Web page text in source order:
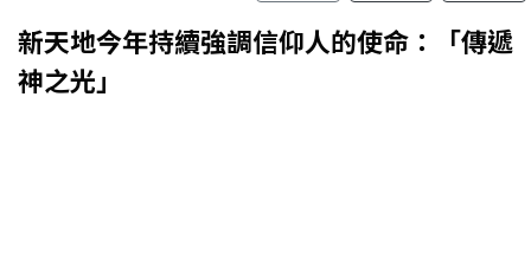
新天地今年持續強調信仰人的使命：「傳遞
神之光」